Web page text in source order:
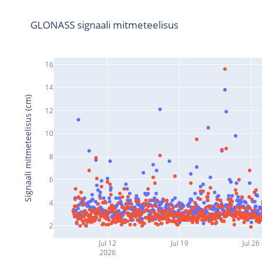
Jul 12
2026
Jul 19 Jul 26
2
4
6
8
10
12
14
16
GLONASS signaali mitmeteelisus
Signaali mitmeteelisus (cm)